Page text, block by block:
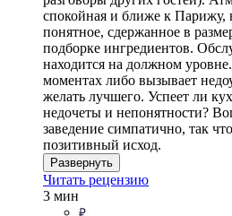
спокойная и ближе к
понятное, сдержанное в
подборке ингредиентов.
находится на должном
моментах либо вызывает
желать лучшего. Успеет ли
недочеты и непонятности?
заведение симпатично, так
позитивный исход.
Развернуть
Читать рецензию
3 мин